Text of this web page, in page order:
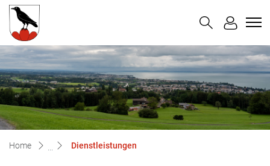
zur Startseite
Direkt zur Hauptnavigation
Direkt zum Inhalt
Direkt zur Suche
Direkt zum Stichwortverzeichnis
Untereggen
Home Dienstleistungen